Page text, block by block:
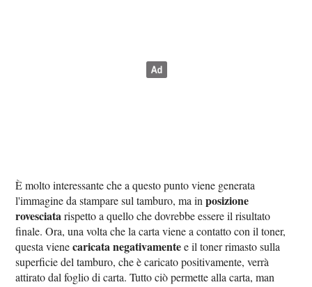
È molto interessante che a questo punto viene generata
l'immagine da stampare sul tamburo, ma inposizione
rovesciatarispetto a quello che dovrebbe essere il risultato
finale. Ora, una volta che la carta viene a contatto con il toner,
questa vienecaricata negativamentee il toner rimasto sulla
superficie del tamburo, che è caricato positivamente, verrà
attirato dal foglio di carta. Tutto ciò permette alla carta, man